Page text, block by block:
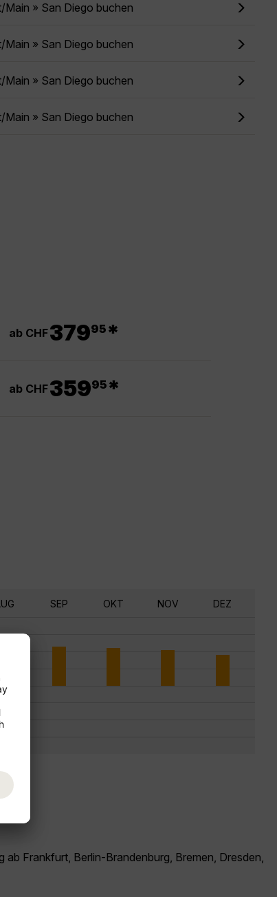
Main » San Diego buchen
Main » San Diego buchen
Main » San Diego buchen
Main » San Diego buchen
ab CHF37995 *
ab CHF35995 *
SEP OKT NOV DEZ
Frankfurt, Berlin-Brandenburg, Bremen, Dresden,